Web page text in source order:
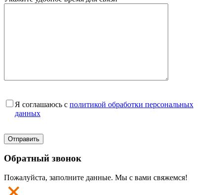
Я соглашаюсь с политикой обработки персональных
данных
Обратный звонок
Пожалуйста, заполните данные. Мы с вами свяжемся!